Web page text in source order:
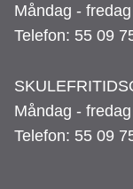
Måndag -
Telefon: 55 09
Måndag -
Telefon: 55 09